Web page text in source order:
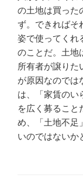
の土地は買った
ず。できればそ
姿で使ってくれ
のことだ。土地
所有者が譲りた
が原因なのでは
は、「家賃のい
を広く募ること
め、「土地不足
いのではないか